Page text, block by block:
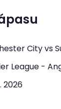
City vs
League -
2026